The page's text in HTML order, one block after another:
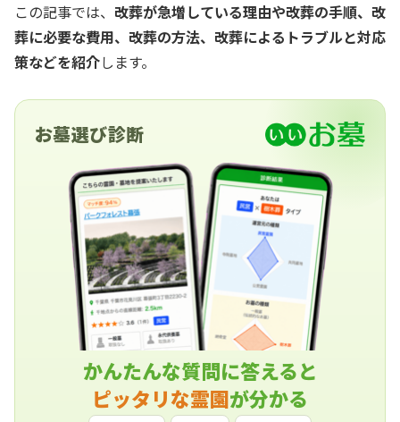
この記事では、 改葬が急増している理由や改葬の手順、改
葬に必要な費用、改葬の方法、改葬によるトラブルと対応
策などを紹介します。
お墓選び診断
かんたんな質問に答えると
ピッタリな霊園が分かる